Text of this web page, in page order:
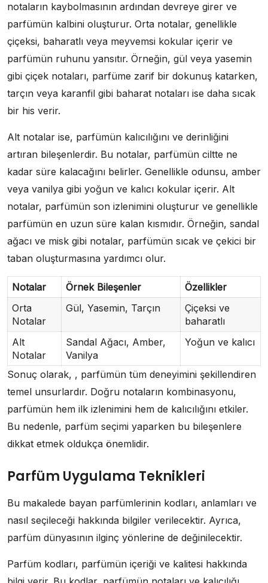
notaların kaybolmasının ardından devreye girer ve
parfümün kalbini oluşturur. Orta notalar, genellikle
çiçeksi, baharatlı veya meyvemsi kokular içerir ve
parfümün ruhunu yansıtır. Örneğin, gül veya yasemin
gibi çiçek notaları, parfüme zarif bir dokunuş katarken,
tarçın veya karanfil gibi baharat notaları ise daha sıcak
bir his verir.
Alt notalar ise, parfümün kalıcılığını ve derinliğini
artıran bileşenlerdir. Bu notalar, parfümün ciltte ne
kadar süre kalacağını belirler. Genellikle odunsu, amber
veya vanilya gibi yoğun ve kalıcı kokular içerir. Alt
notalar, parfümün son izlenimini oluşturur ve genellikle
parfümün en uzun süre kalan kısmıdır. Örneğin, sandal
ağacı ve misk gibi notalar, parfümün sıcak ve çekici bir
taban oluşturmasına yardımcı olur.
Notalar Örnek Bileşenler
Özellikler
Orta
Notalar
Gül, Yasemin, Tarçın
Çiçeksi ve
baharatlı
Alt
Notalar
Sandal Ağacı, Amber,
Vanilya
Yoğun ve kalıcı
Sonuç olarak, , parfümün tüm deneyimini şekillendiren
temel unsurlardır. Doğru notaların kombinasyonu,
parfümün hem ilk izlenimini hem de kalıcılığını etkiler.
Bu nedenle, parfüm seçimi yaparken bu bileşenlere
dikkat etmek oldukça önemlidir.
Parfüm Uygulama Teknikleri
Bu makalede bayan parfümlerinin kodları, anlamları ve
nasıl seçileceği hakkında bilgiler verilecektir. Ayrıca,
parfüm dünyasının ilginç yönlerine de değinilecektir.
Parfüm kodları, parfümün içeriği ve kalitesi hakkında